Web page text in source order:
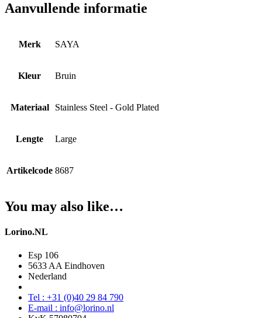
Aanvullende informatie
Merk SAYA
Kleur Bruin
Materiaal Stainless Steel - Gold Plated
Lengte Large
Artikelcode 8687
You may also like…
Lorino.NL
Esp 106
5633 AA Eindhoven
Nederland
Tel : +31 (0)40 29 84 790
E-mail : info@lorino.nl